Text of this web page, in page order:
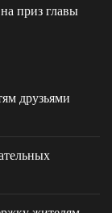
приз главы
друзьями